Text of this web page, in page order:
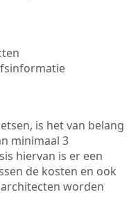
is het van belang
minimaal 3
hiervan is er een
de kosten en ook
worden